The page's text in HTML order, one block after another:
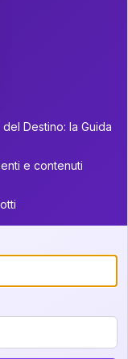
della tua
Destino: la Guida
e contenuti